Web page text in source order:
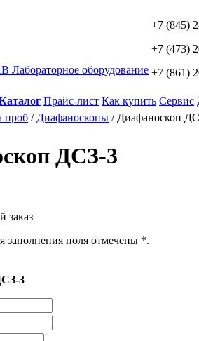
Лабораторное оборудование
+7 (845)
+7 (473)
+7 (861)
Прайс-лист Как купить Сервис
проб / Диафаноскопы / Диафаноскоп
ДСЗ-3
заказ
заполнения поля отмечены *.
3